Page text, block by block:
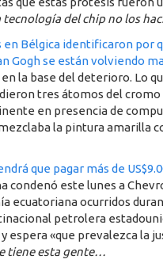
tecnología del chip no los
Bélgica identificaron por
Gogh se están volviendo
la base del deterioro. Lo
tres átomos del
en presencia de
la pintura amarilla
que pagar más de
condenó este lunes a
ecuatoriana ocurridos
petrolera
espera «que prevalezca la
tiene esta gente…